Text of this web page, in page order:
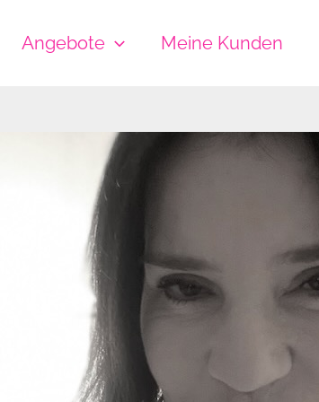
Angebote Meine Kunden